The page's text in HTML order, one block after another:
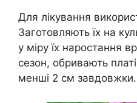
Для лікування
Заготовляють їх на
у міру їх наростання
сезон, обривають
менші 2 см завдовжки.